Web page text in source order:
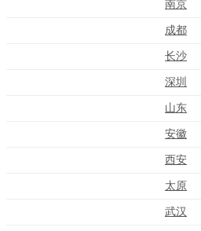
南京
成都
长沙
深圳
山东
安徽
西安
太原
武汉